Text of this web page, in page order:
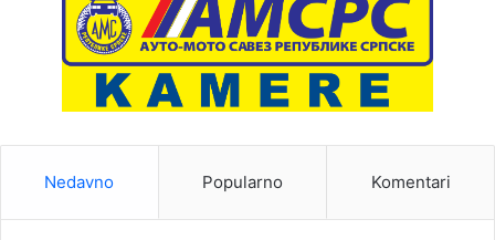
Nedavno Popularno Komentari